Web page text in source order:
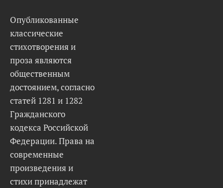
Опубликованные
классические
стихотворения и
проза являются
общественным
достоянием, согласно
статей 1281 и 1282
Гражданского
кодекса Российской
Федерации. Права на
современные
произведения и
стихи принадлежат